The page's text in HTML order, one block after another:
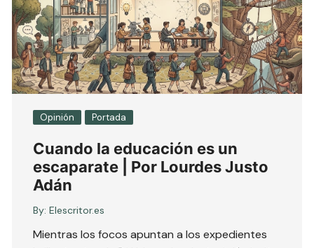
Opinión Portada
Cuando la educación es un
escaparate | Por Lourdes Justo
Adán
By: Elescritor.es
Mientras los focos apuntan a los expedientes